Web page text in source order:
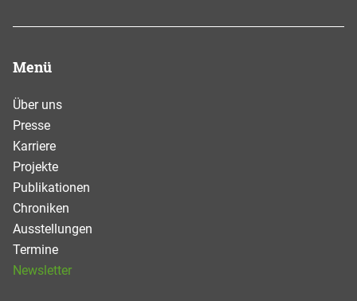
Menü
Über uns
Presse
Karriere
Projekte
Publikationen
Chroniken
Ausstellungen
Termine
Newsletter